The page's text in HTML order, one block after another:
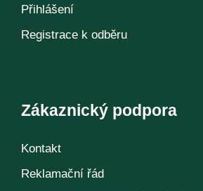
Přihlášení
Registrace k odběru
Zákaznický podpora
Kontakt
Reklamační řád